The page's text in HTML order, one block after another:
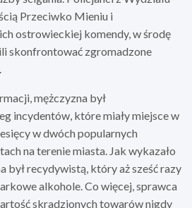
Przeciwko Mieniu i
ostrowieckiej komendy, w środę
skonfrontować zgromadzone
mężczyzna był
incydentów, które miały miejsce w
w dwóch popularnych
na terenie miasta. Jak wykazało
był recydywistą, który aż sześć razy
alkohole. Co więcej, sprawca
skradzionych towarów nigdy